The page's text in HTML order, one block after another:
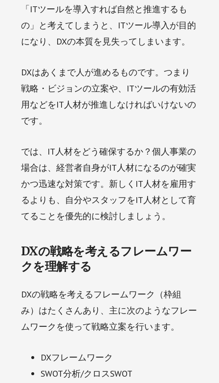
「ITツールを導入すれば自然と推進するも
の」と考えてしまうと、ITツール導入が目的
になり、DXの本質を見失ってしまいます。
DXはあくまで人が進めるものです。つまり
戦略・ビジョンの立案や、ITツールの有効活
用などをIT人材が推進しなければいけないの
です。
では、IT人材をどう確保するか？個人事業の
場合は、経営者自身がIT人材になるのが確実
かつ迅速な対策です。新しくIT人材を雇用す
るよりも、自分やスタッフをIT人材として育
てることを優先的に検討しましょう。
DXの戦略を考えるフレームワー
クを理解する
DXの戦略を考えるフレームワーク（枠組
み）はたくさんあり、主に次のようなフレー
ムワークを使って戦略立案を行います。
DXフレームワーク
SWOT分析/クロスSWOT